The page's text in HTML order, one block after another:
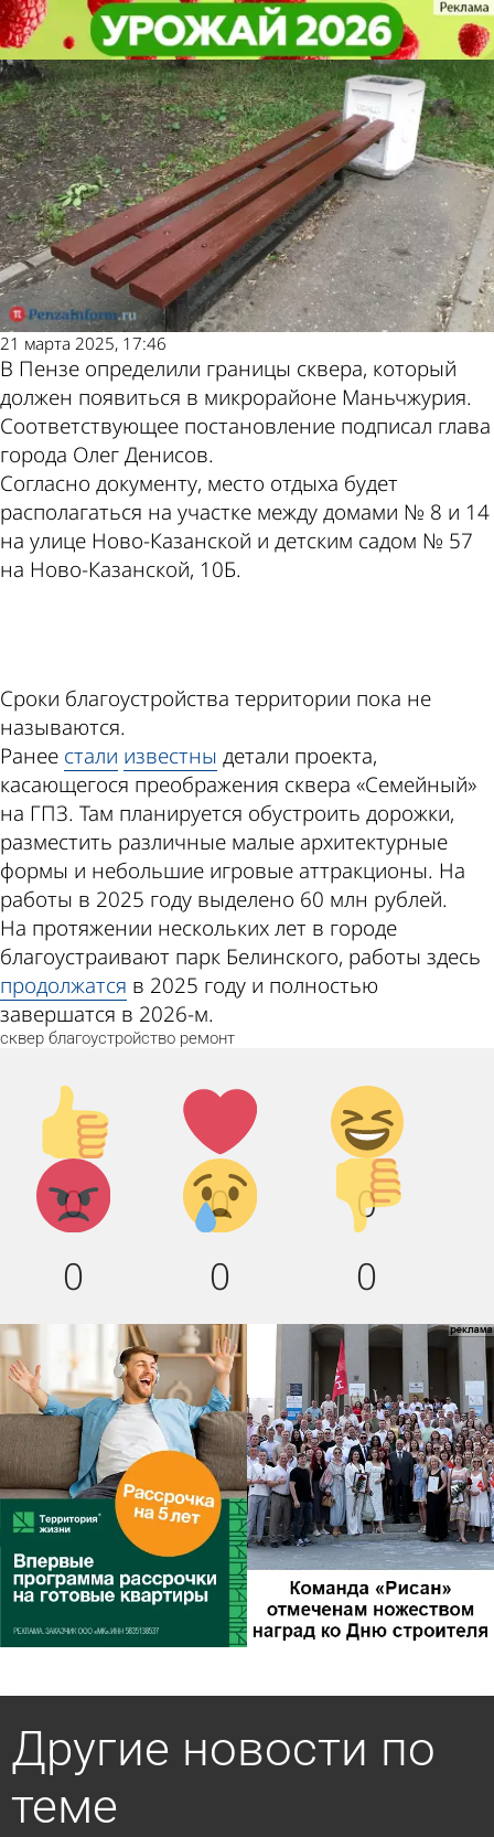
В пензенской Маньчжурии
определили участок под сквер
Общество
21 марта 2025, 17:46
В Пензе определили границы сквера, который
должен появиться в микрорайоне Маньчжурия.
Соответствующее постановление подписал глава
города Олег Денисов.
Согласно документу, место отдыха будет
располагаться на участке между домами № 8 и 14
на улице Ново-Казанской и детским садом № 57
на Ново-Казанской, 10Б.
Сроки благоустройства территории пока не
называются.
Ранее стали известны детали проекта,
касающегося преображения сквера «Семейный»
на ГПЗ. Там планируется обустроить дорожки,
разместить различные малые архитектурные
формы и небольшие игровые аттракционы. На
работы в 2025 году выделено 60 млн рублей.
На протяжении нескольких лет в городе
благоустраивают парк Белинского, работы здесь
продолжатся в 2025 году и полностью
завершатся в 2026-м.
сквер благоустройство ремонт
Палец
вверх!
0
Лайк!
0
Дикий
смех!
0
Агрессия!
0
Грусть
:(
0
Палец
вниз!
0
В пензенской Маньчжурии
определили участок под сквер
Общество
Другие новости по
теме
Другие новости по
теме
Погода и курсы
валют в Пензе